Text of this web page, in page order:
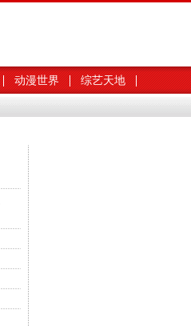
动漫世界 综艺天地